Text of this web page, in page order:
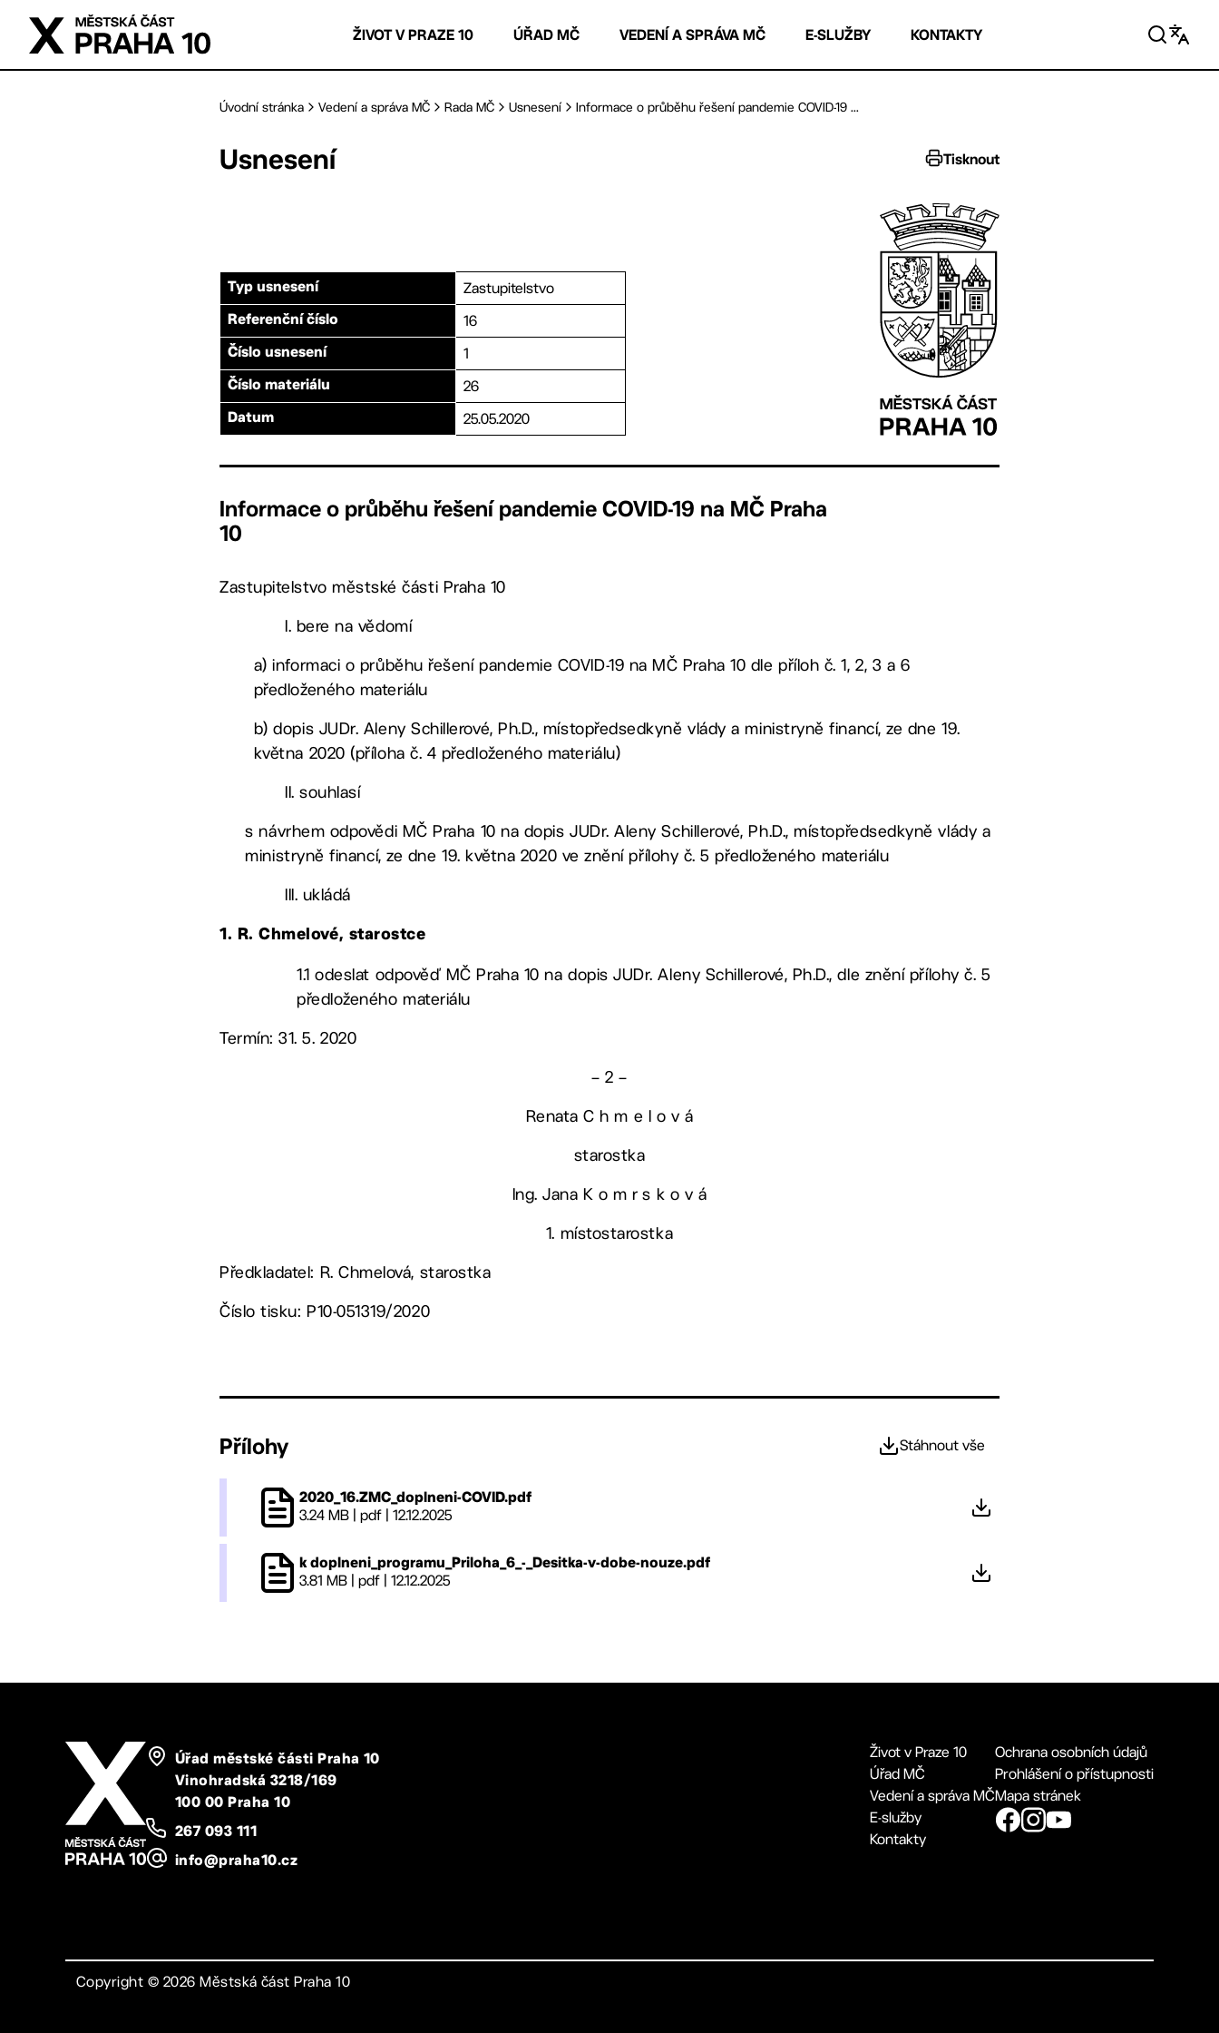
Přejít na hlavní obsah
ŽIVOT V PRAZE 10 ÚŘAD MČ VEDENÍ A SPRÁVA MČ E-SLUŽBY KONTAKTY
Úvodní stránka Vedení a správa MČ Rada MČ Usnesení Informace o průběhu řešení pandemie COVID-19 ...
Usnesení Tisknout
Typ usnesení Zastupitelstvo
Referenční číslo 16
Číslo usnesení 1
Číslo materiálu 26
Datum 25.05.2020
Informace o průběhu řešení pandemie COVID-19 na MČ Praha
10
Zastupitelstvo městské části Praha 10
I. bere na vědomí
a) informaci o průběhu řešení pandemie COVID-19 na MČ Praha 10 dle příloh č. 1, 2, 3 a 6
předloženého materiálu
b) dopis JUDr. Aleny Schillerové, Ph.D., místopředsedkyně vlády a ministryně financí, ze dne 19.
května 2020 (příloha č. 4 předloženého materiálu)
II. souhlasí
s návrhem odpovědi MČ Praha 10 na dopis JUDr. Aleny Schillerové, Ph.D., místopředsedkyně vlády a
ministryně financí, ze dne 19. května 2020 ve znění přílohy č. 5 předloženého materiálu
III. ukládá
1. R. Chmelové, starostce
1.1 odeslat odpověď MČ Praha 10 na dopis JUDr. Aleny Schillerové, Ph.D., dle znění přílohy č. 5
předloženého materiálu
Termín: 31. 5. 2020
– 2 –
Renata C h m e l o v á
starostka
Ing. Jana K o m r s k o v á
1. místostarostka
Předkladatel: R. Chmelová, starostka
Číslo tisku: P10-051319/2020
Přílohy Stáhnout vše
2020_16.ZMC_doplneni-COVID.pdf
3.24 MB | pdf | 12.12.2025
k doplneni_programu_Priloha_6_-_Desitka-v-dobe-nouze.pdf
3.81 MB | pdf | 12.12.2025
Úřad městské části Praha 10
Vinohradská 3218/169
100 00 Praha 10
267 093 111
info@praha10.cz
Život v Praze 10
Úřad MČ
Vedení a správa MČ
E-služby
Kontakty
Ochrana osobních údajů
Prohlášení o přístupnosti
Mapa stránek
Copyright © 2026 Městská část Praha 10